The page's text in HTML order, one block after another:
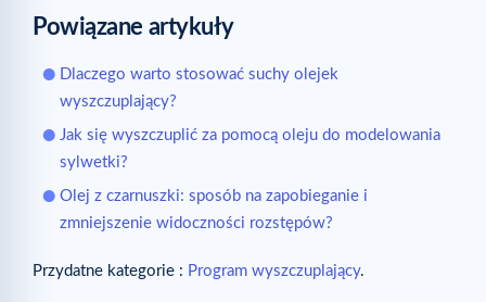
Powiązane artykuły
Dlaczego warto stosować suchy olejek
wyszczuplający?
Jak się wyszczuplić za pomocą oleju do modelowania
sylwetki?
Olej z czarnuszki: sposób na zapobieganie i
zmniejszenie widoczności rozstępów?
Przydatne kategorie : Program wyszczuplający.